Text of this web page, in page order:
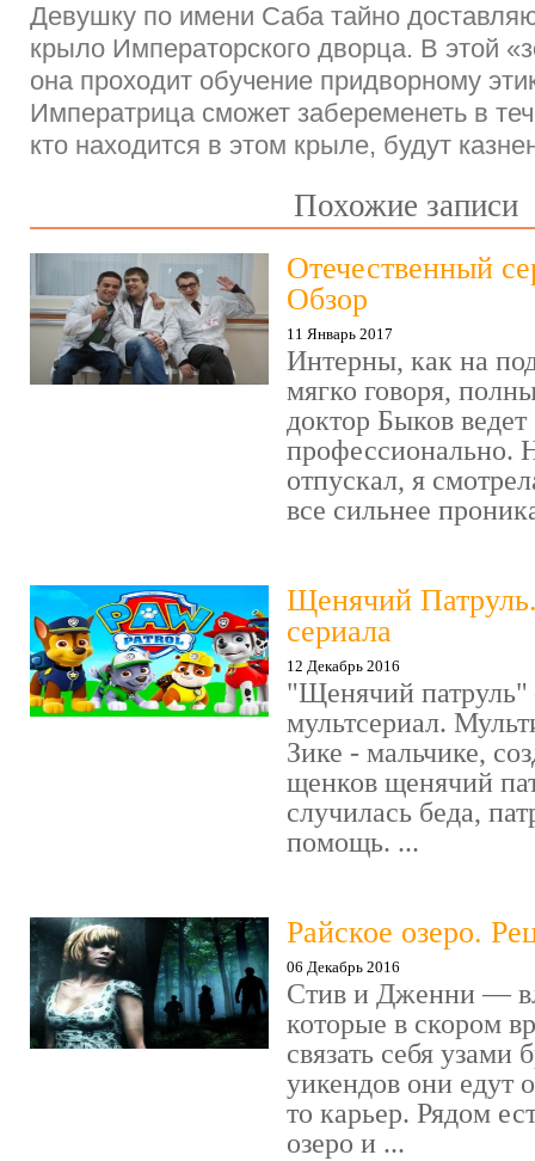
Девушку по имени Саба тайно
крыло Императорского дворца. В этой
она проходит обучение придворному
Императрица сможет забеременеть в
кто находится в этом крыле, будут
Похожие записи
Отечественный
Обзор
11 Январь 2017
Интерны, как на
мягко говоря,
доктор Быков ведет
профессионально.
отпускал, я
все сильнее
Щенячий
сериала
12 Декабрь 2016
"Щенячий патруль"
мультсериал.
Зике - мальчике,
щенков щенячий
случилась беда,
помощь. ...
Райское озеро.
06 Декабрь 2016
Стив и Дженни —
которые в скором
связать себя узами
уикендов они едут
то карьер. Рядом
озеро и ...